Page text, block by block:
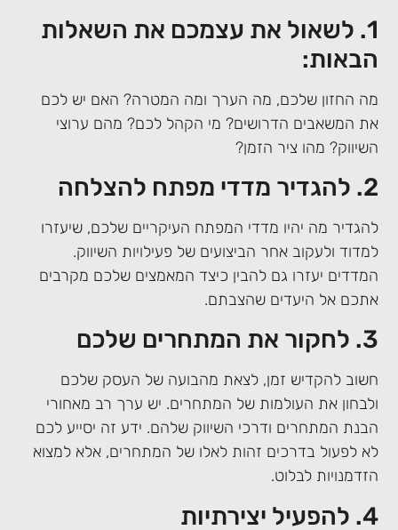
1. לשאול את עצמכם את השאלות
הבאות:
מה החזון שלכם, מה הערך ומה המטרה? האם יש לכם
את המשאבים הדרושים? מי הקהל לכם? מהם ערוצי
השיווק? מהו ציר הזמן?
2. להגדיר מדדי מפתח להצלחה
להגדיר מה יהיו מדדי המפתח העיקריים שלכם, שיעזרו
למדוד ולעקוב אחר הביצועים של פעילויות השיווק.
המדדים יעזרו גם להבין כיצד המאמצים שלכם מקרבים
אתכם אל היעדים שהצבתם.
3. לחקור את המתחרים שלכם
חשוב להקדיש זמן, לצאת מהבועה של העסק שלכם
ולבחון את העולמות של המתחרים. יש ערך רב מאחורי
הבנת המתחרים ודרכי השיווק שלהם. ידע זה יסייע לכם
לא לפעול בדרכים זהות לאלו של המתחרים, אלא למצוא
הזדמנויות לבלוט.
4. להפעיל יצירתיות